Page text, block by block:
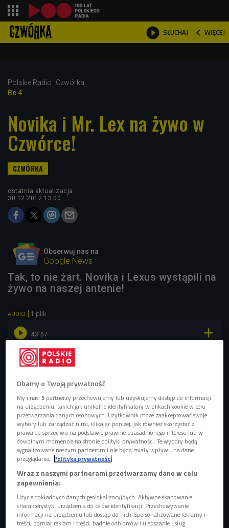
 SŁUCHAJ  WIĘCEJ

Polskie Radio
Czwórka
Be 4
Novika i Mr. Lex na żywo w
Czwórce!
ostatnia aktualizacja:
30.12.2012 13:00
Obserwuj nas na
Google News
Tak, to nie żart. Novika i Lexus wystąpili na
żywo na naszej antenie!
AUDIO 1 plik
 43'57 
Novika i Mr. Lex w Czwórce
Dbamy o Twoją prywatność
My i nasi5 partnerzy przechowujemy lub uzyskujemy dostęp do informacji
na urządzeniu, takich jak unikalne identyfikatory w plikach cookie w celu
przetwarzania danych osobowych. Użytkownik może zaakceptować swoje
wybory lub zarządzać nimi, klikając poniżej, jak również skorzystać z
prawa do sprzeciwu na podstawie prawnie uzasadnionego interesu lub w
dowolnym momencie na stronie polityki prywatności. Te wybory będą
sygnalizowane naszym partnerom i nie będą miały wpływu na dane
przeglądania. Polityka prywatności
Wraz z naszymi partnerami przetwarzamy dane w celu
zapewnienia:
Użycie dokładnych danych geolokalizacyjnych. Aktywne skanowanie
charakterystyki urządzenia do celów identyfikacji. Przechowywanie
informacji na urządzeniu lub dostęp do nich. Spersonalizowane reklamy i
treści, pomiar reklam i treści, badnie odbiorców i ulepszanie usług.